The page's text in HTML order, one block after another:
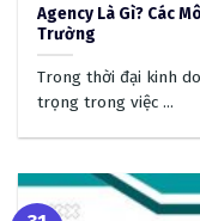
Agency Là Gì? Các
Trường
Trong thời đại kinh
trọng trong việc ...